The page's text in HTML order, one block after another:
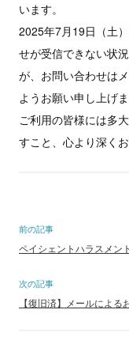
います。
2025年7月19日（土
せが受信できない状
が、お問い合わせは
ようお願い申し上げま
ご利用の皆様には多
すこと、心より深く
前の記事
ペイシェントハラスメン
次の記事
【復旧済】メールによ